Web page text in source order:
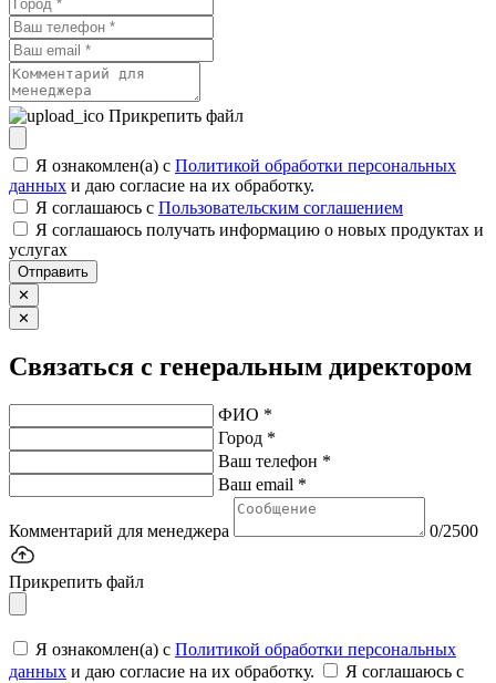
Прикрепить файл
Я ознакомлен(а) с Политикой обработки персональных
данных и даю согласие на их обработку.
Я соглашаюсь c Пользовательским соглашением
Я соглашаюсь получать информацию о новых продуктах и
услугах
Отправить
✕
✕
Связаться с генеральным директором
ФИО *
Город *
Ваш телефон *
Ваш email *
Комментарий для менеджера 0/2500
Прикрепить файл
Я ознакомлен(а) с Политикой обработки персональных
данных и даю согласие на их обработку.
Я соглашаюсь c